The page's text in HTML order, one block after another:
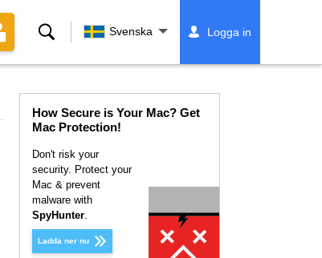
Sök Svenska Logga in
How Secure is Your Mac? Get
Mac Protection!
Don't risk your
security. Protect your
Mac & prevent
malware with
SpyHunter.
Ladda ner nu